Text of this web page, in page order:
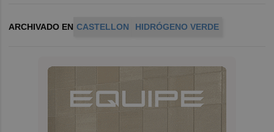
ARCHIVADO EN CASTELLON HIDRÓGENO VERDE